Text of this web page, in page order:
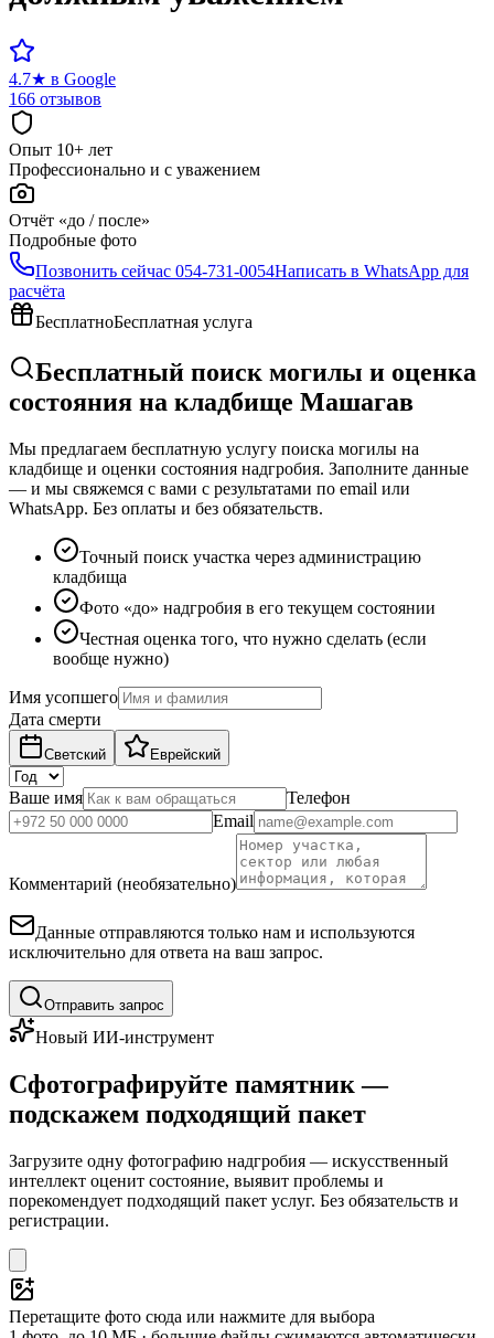
4.7★ в Google
166 отзывов
Опыт 10+ лет
Профессионально и с уважением
Отчёт «до / после»
Подробные фото
Позвонить сейчас 054-731-0054Написать в WhatsApp для
расчёта
БесплатноБесплатная услуга
Бесплатный поиск могилы и оценка
состояния на кладбище Машагав
Мы предлагаем бесплатную услугу поиска могилы на
кладбище и оценки состояния надгробия. Заполните данные
— и мы свяжемся с вами с результатами по email или
WhatsApp. Без оплаты и без обязательств.
Точный поиск участка через администрацию
кладбища
Фото «до» надгробия в его текущем состоянии
Честная оценка того, что нужно сделать (если
вообще нужно)
Имя усопшего
Дата смерти
Светский Еврейский
Ваше имя
Телефон
Email
Комментарий (необязательно)
Данные отправляются только нам и используются
исключительно для ответа на ваш запрос.
Отправить запрос
Новый ИИ-инструмент
Сфотографируйте памятник —
подскажем подходящий пакет
Загрузите одну фотографию надгробия — искусственный
интеллект оценит состояние, выявит проблемы и
порекомендует подходящий пакет услуг. Без обязательств и
регистрации.
Перетащите фото сюда или нажмите для выбора